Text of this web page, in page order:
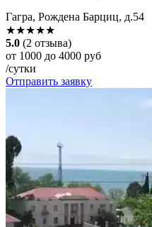
Гагра, Рождена Барциц, д.54
★★★★★
5.0 (2 отзыва)
от 1000 до 4000 руб
/сутки
Отправить заявку